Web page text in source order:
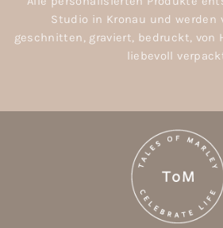
Studio in Kronau und werden
geschnitten, graviert, bedruckt, von
liebevoll